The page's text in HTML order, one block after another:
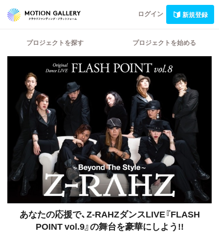
ログイン 新規登録
プロジェクトを探す プロジェクトを始める
あなたの応援で、Z-RAHZダンスLIVE『FLASH
POINT vol.9』の舞台を豪華にしよう!!